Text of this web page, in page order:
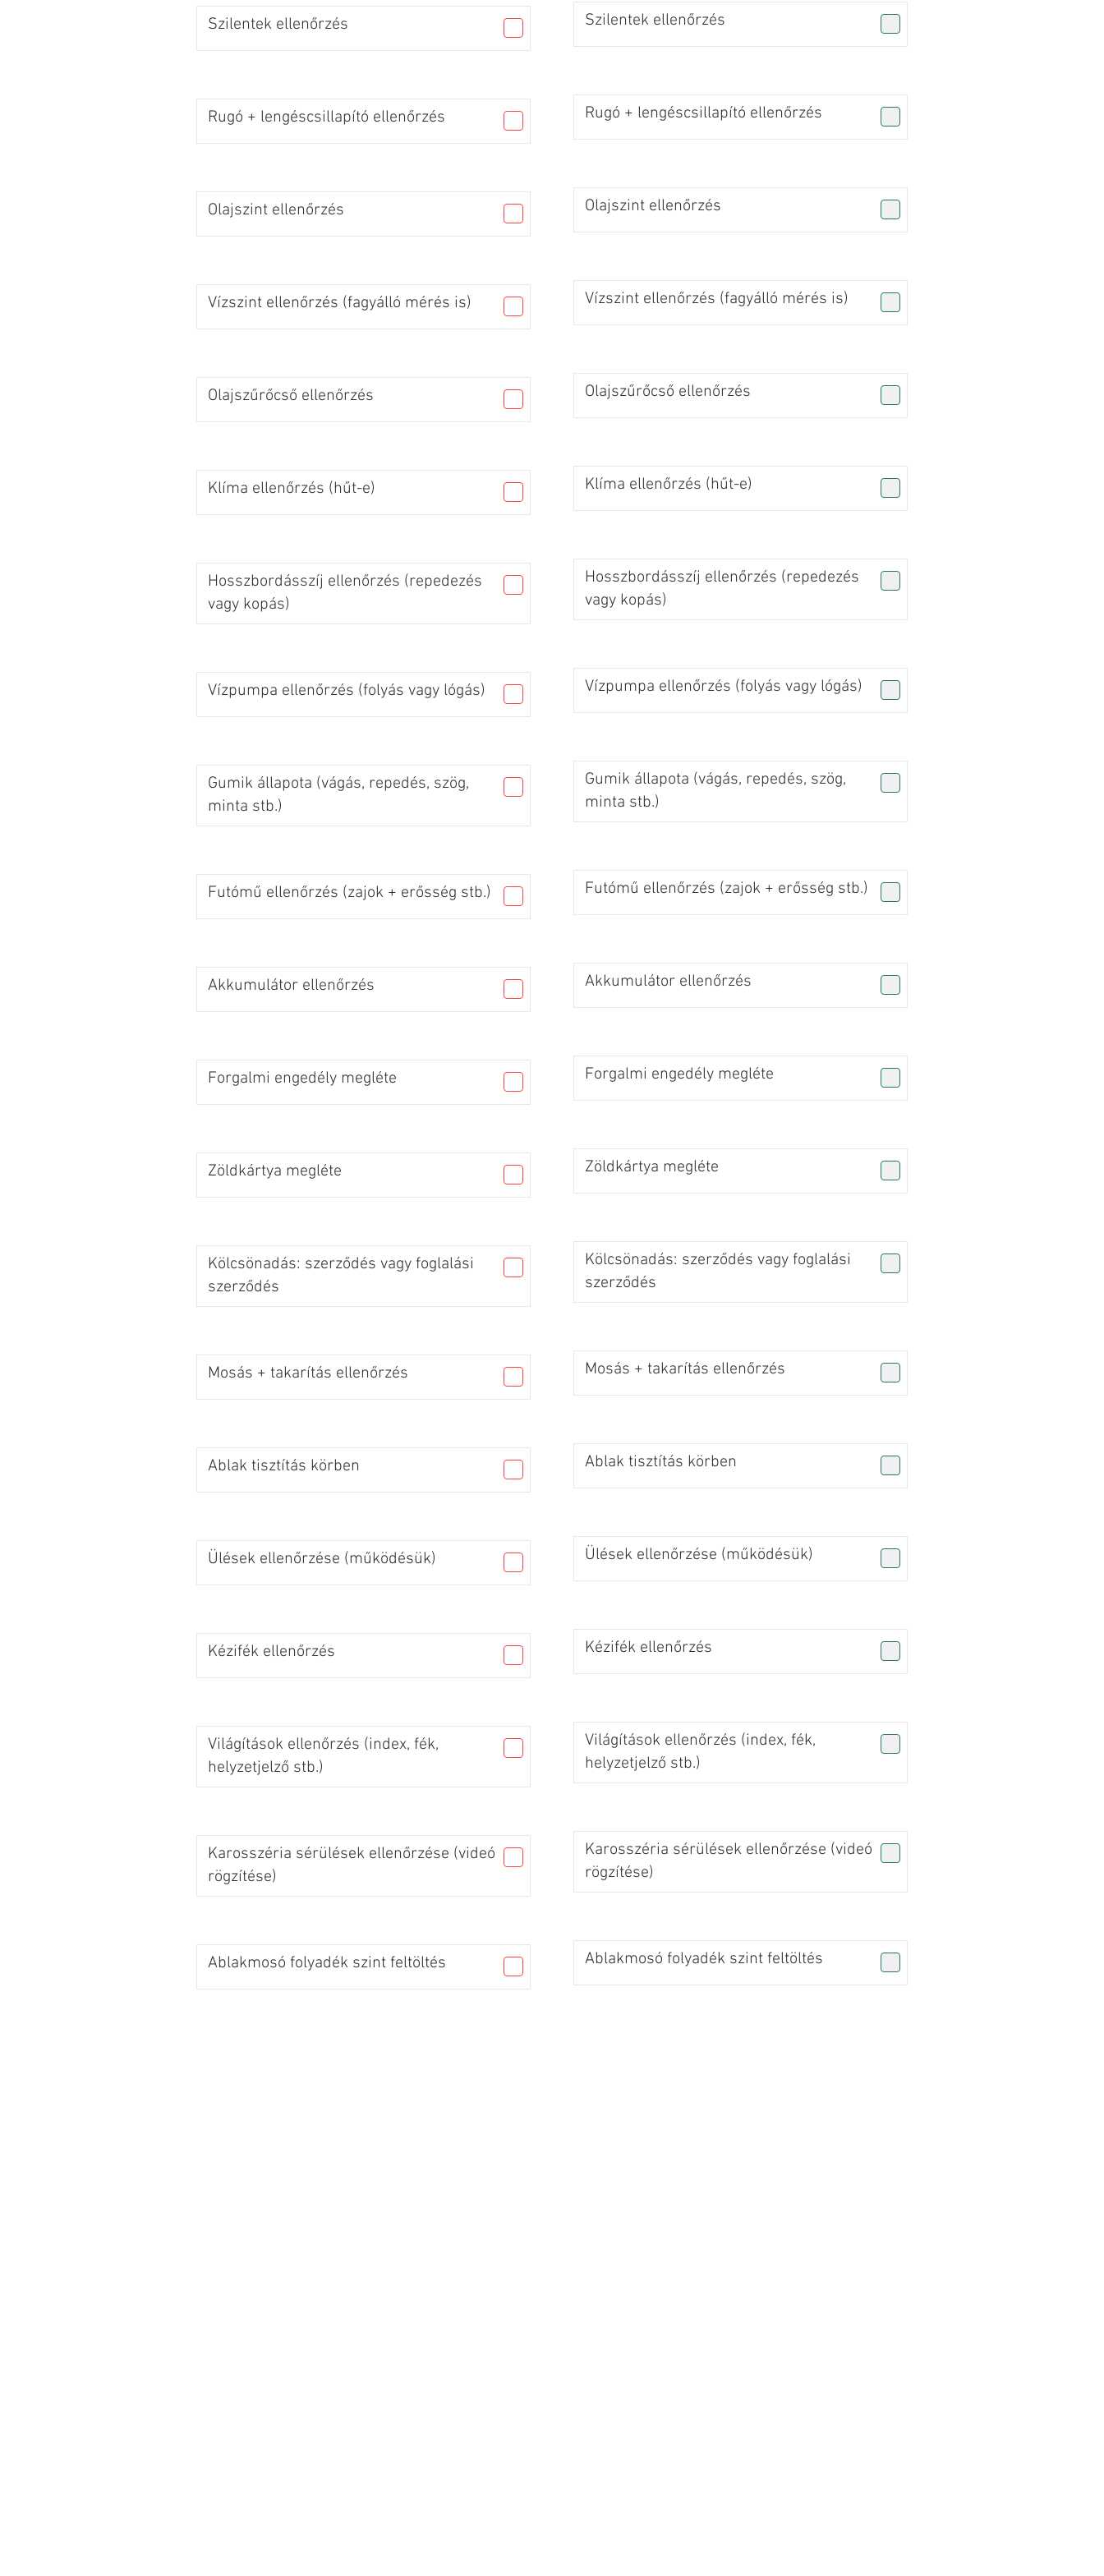
Szilentek ellenőrzés
Rugó + lengéscsillapító ellenőrzés
Olajszint ellenőrzés
Vízszint ellenőrzés (fagyálló mérés is)
Olajszűrőcső ellenőrzés
Klíma ellenőrzés (hűt-e)
Hosszbordásszíj ellenőrzés (repedezés
vagy kopás)
Vízpumpa ellenőrzés (folyás vagy lógás)
Gumik állapota (vágás, repedés, szög,
minta stb.)
Futómű ellenőrzés (zajok + erősség stb.)
Akkumulátor ellenőrzés
Forgalmi engedély megléte
Zöldkártya megléte
Kölcsönadás: szerződés vagy foglalási
szerződés
Mosás + takarítás ellenőrzés
Ablak tisztítás körben
Ülések ellenőrzése (működésük)
Kézifék ellenőrzés
Világítások ellenőrzés (index, fék,
helyzetjelző stb.)
Karosszéria sérülések ellenőrzése (videó
rögzítése)
Ablakmosó folyadék szint feltöltés
Szilentek ellenőrzés
Rugó + lengéscsillapító ellenőrzés
Olajszint ellenőrzés
Vízszint ellenőrzés (fagyálló mérés is)
Olajszűrőcső ellenőrzés
Klíma ellenőrzés (hűt-e)
Hosszbordásszíj ellenőrzés (repedezés
vagy kopás)
Vízpumpa ellenőrzés (folyás vagy lógás)
Gumik állapota (vágás, repedés, szög,
minta stb.)
Futómű ellenőrzés (zajok + erősség stb.)
Akkumulátor ellenőrzés
Forgalmi engedély megléte
Zöldkártya megléte
Kölcsönadás: szerződés vagy foglalási
szerződés
Mosás + takarítás ellenőrzés
Ablak tisztítás körben
Ülések ellenőrzése (működésük)
Kézifék ellenőrzés
Világítások ellenőrzés (index, fék,
helyzetjelző stb.)
Karosszéria sérülések ellenőrzése (videó
rögzítése)
Ablakmosó folyadék szint feltöltés